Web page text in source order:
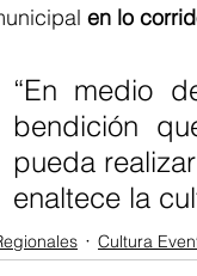
en lo
“En medio
bendición
pueda
enaltece la
Cultura